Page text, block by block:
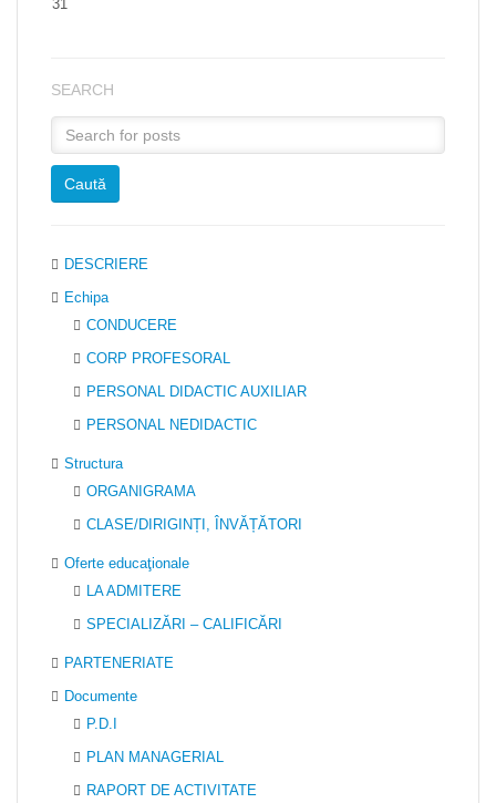
31
SEARCH
DESCRIERE
Echipa
CONDUCERE
CORP PROFESORAL
PERSONAL DIDACTIC AUXILIAR
PERSONAL NEDIDACTIC
Structura
ORGANIGRAMA
CLASE/DIRIGINȚI, ÎNVĂȚĂTORI
Oferte educaţionale
LA ADMITERE
SPECIALIZĂRI – CALIFICĂRI
PARTENERIATE
Documente
P.D.I
PLAN MANAGERIAL
RAPORT DE ACTIVITATE